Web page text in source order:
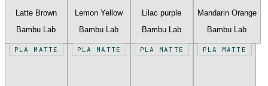
Latte Brown
Bambu Lab
Lemon Yellow
Bambu Lab
Lilac purple
Bambu Lab
Mandarin Orange
Bambu Lab
PLA MATTE PLA MATTE PLA MATTE PLA MATTE